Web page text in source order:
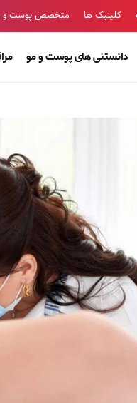
کلینیک ها متخصص پوست و
دانستنی های پوست و مو